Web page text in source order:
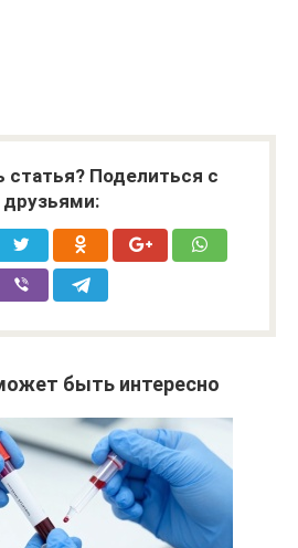
статья? Поделиться с
друзьями:
быть интересно